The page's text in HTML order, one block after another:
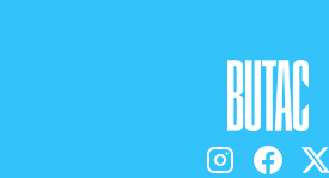
TRUFFE E SOCIAL NETWORK